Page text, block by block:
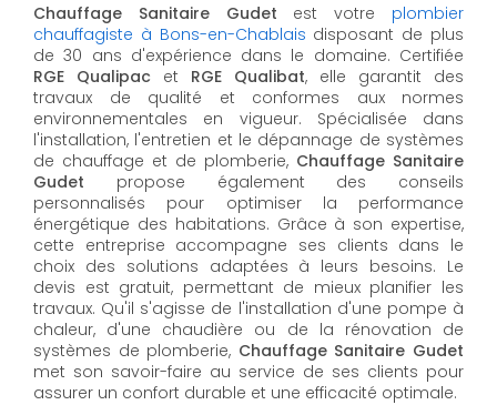
Chauffage Sanitaire Gudet est votre plombier
chauffagiste à Bons-en-Chablais disposant de plus
de 30 ans d'expérience dans le domaine. Certifiée
RGE Qualipac et RGE Qualibat, elle garantit des
travaux de qualité et conformes aux normes
environnementales en vigueur. Spécialisée dans
l'installation, l'entretien et le dépannage de systèmes
de chauffage et de plomberie, Chauffage Sanitaire
Gudet propose également des conseils
personnalisés pour optimiser la performance
énergétique des habitations. Grâce à son expertise,
cette entreprise accompagne ses clients dans le
choix des solutions adaptées à leurs besoins. Le
devis est gratuit, permettant de mieux planifier les
travaux. Qu'il s'agisse de l'installation d'une pompe à
chaleur, d'une chaudière ou de la rénovation de
systèmes de plomberie, Chauffage Sanitaire Gudet
met son savoir-faire au service de ses clients pour
assurer un confort durable et une efficacité optimale.